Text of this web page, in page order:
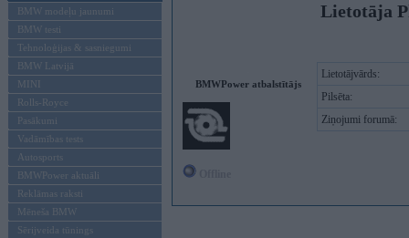
BMW modeļu jaunumi
BMW testi
Tehnoloģijas & sasniegumi
BMW Latvijā
MINI
Rolls-Royce
Pasākumi
Vadāmības tests
Autosports
BMWPower aktuāli
Reklāmas raksti
Mēneša BMW
Sērijveida tūnings
Lietotāja
BMWPower atbalstītājs
Lietotājvārds:
Pilsēta:
Ziņojumi forumā: